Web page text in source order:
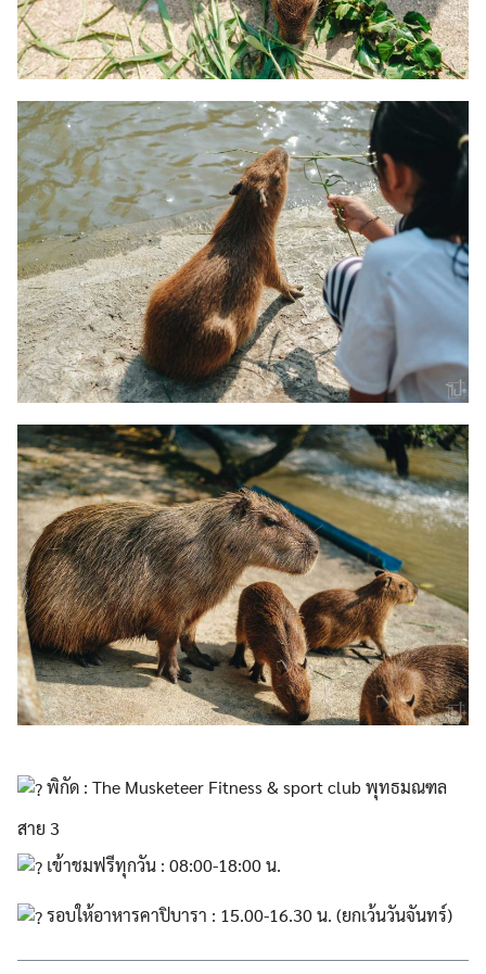
พิกัด : The Musketeer Fitness & sport club พุทธมณฑล
สาย 3
เข้าชมฟรีทุกวัน : 08:00-18:00 น.
รอบให้อาหารคาปิบารา : 15.00-16.30 น. (ยกเว้นวันจันทร์)